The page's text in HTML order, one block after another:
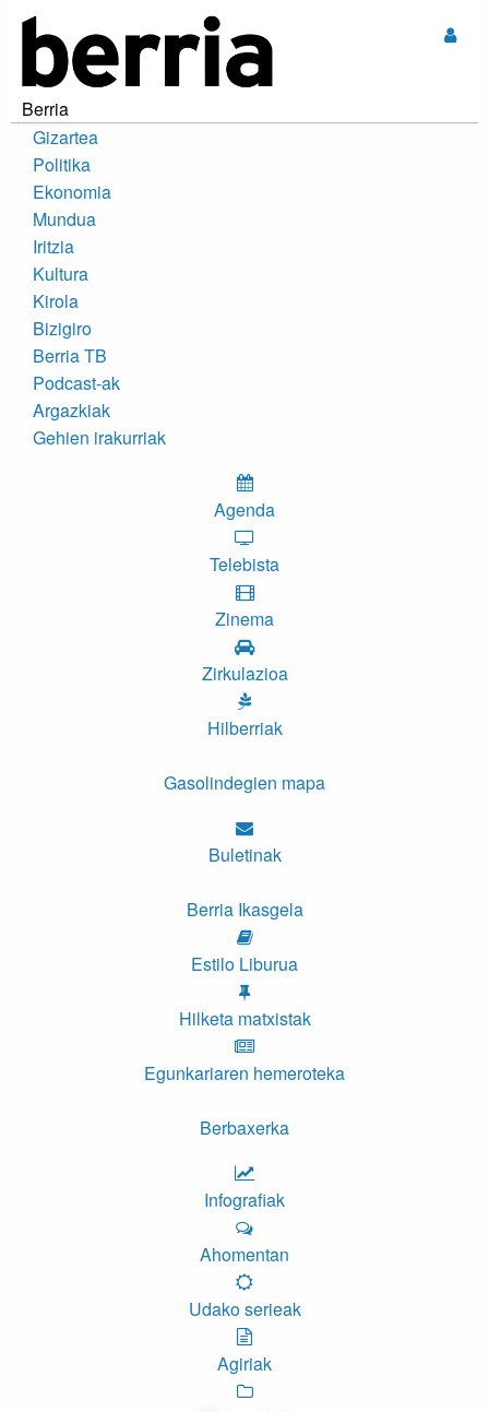
Berria
Gizartea
Politika
Ekonomia
Mundua
Iritzia
Kultura
Kirola
Bizigiro
Berria TB
Podcast-ak
Argazkiak
Gehien irakurriak
Agenda
Telebista
Zinema
Zirkulazioa
Hilberriak
Gasolindegien mapa
Buletinak
Berria Ikasgela
Estilo Liburua
Hilketa matxistak
Egunkariaren hemeroteka
Berbaxerka
Infografiak
Ahomentan
Udako serieak
Agiriak